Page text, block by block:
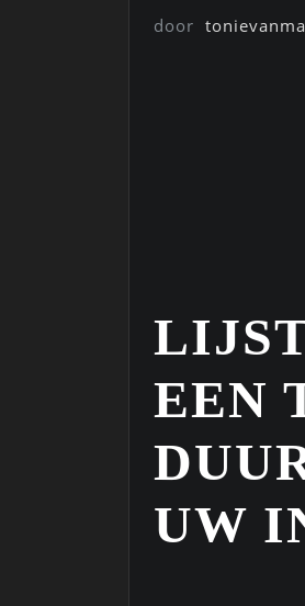
door
EEN
UW